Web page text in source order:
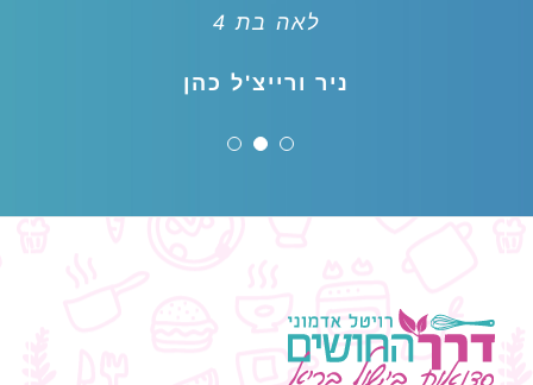
לאה בת 4
ניר ורייצ'ל כהן